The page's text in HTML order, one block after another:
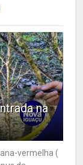
na
vermelha (